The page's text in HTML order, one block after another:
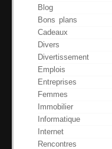
Blog
Bons plans
Cadeaux
Divers
Divertissement
Emplois
Entreprises
Femmes
Immobilier
Informatique
Internet
Rencontres